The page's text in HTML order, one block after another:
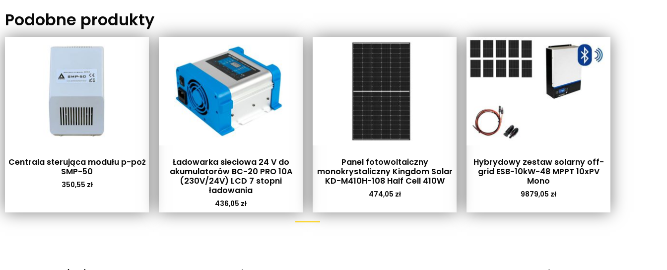
Podobne produkty
Centrala sterująca modułu p-poż
SMP-50
350,55 zł
Ładowarka sieciowa 24 V do
akumulatorów BC-20 PRO 10A
(230V/24V) LCD 7 stopni
ładowania
436,05 zł
Panel fotowoltaiczny
monokrystaliczny Kingdom Solar
KD-M410H-108 Half Cell 410W
474,05 zł
Hybrydowy zestaw solarny off-
grid ESB-10kW-48 MPPT 10xPV
Mono
9879,05 zł